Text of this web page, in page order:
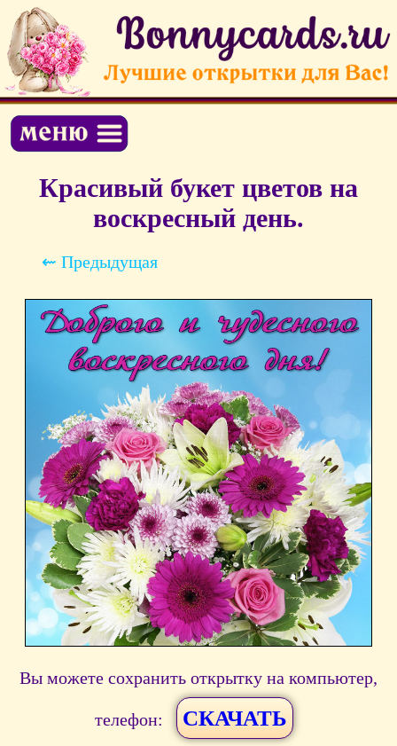
Красивый букет цветов на
воскресный день.
⇜ Предыдущая
Вы можете сохранить открытку на компьютер,
телефон: СКАЧАТЬ